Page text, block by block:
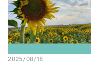
2025/08/18